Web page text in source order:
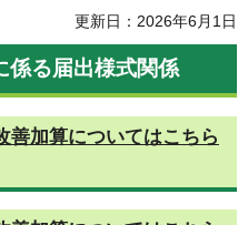
更新日：2026年6月1日
係る届出様式関係
善加算についてはこちら